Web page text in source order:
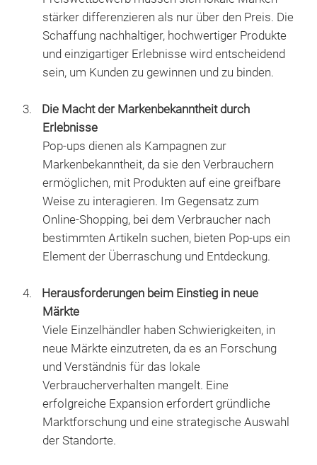
Preiswettbewerb müssen sich lokale Marken
stärker differenzieren als nur über den Preis. Die
Schaffung nachhaltiger, hochwertiger Produkte
und einzigartiger Erlebnisse wird entscheidend
sein, um Kunden zu gewinnen und zu binden.
Die Macht der Markenbekanntheit durch
Erlebnisse
Pop-ups dienen als Kampagnen zur
Markenbekanntheit, da sie den Verbrauchern
ermöglichen, mit Produkten auf eine greifbare
Weise zu interagieren. Im Gegensatz zum
Online-Shopping, bei dem Verbraucher nach
bestimmten Artikeln suchen, bieten Pop-ups ein
Element der Überraschung und Entdeckung.
Herausforderungen beim Einstieg in neue
Märkte
Viele Einzelhändler haben Schwierigkeiten, in
neue Märkte einzutreten, da es an Forschung
und Verständnis für das lokale
Verbraucherverhalten mangelt. Eine
erfolgreiche Expansion erfordert gründliche
Marktforschung und eine strategische Auswahl
der Standorte.